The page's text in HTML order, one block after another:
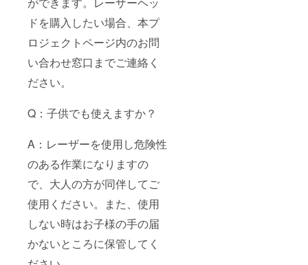
ドを購入したい場合、本プ
ロジェクトページ内のお問
い合わせ窓口までご連絡く
ださい。
Q：子供でも使えますか？
A：レーザーを使用し危険性
のある作業になりますの
で、大人の方が同伴してご
使用ください。また、使用
しない時はお子様の手の届
かないところに保管してく